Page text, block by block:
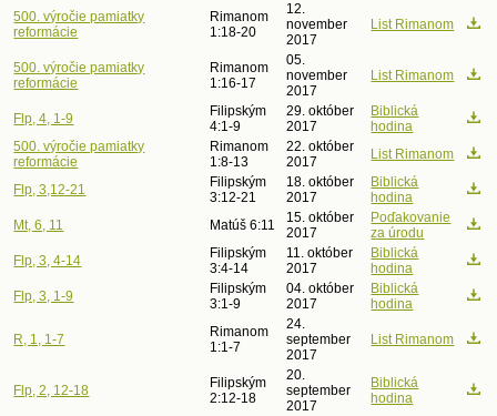
500. výročie pamiatky
reformácie
Rimanom
1:18-20
12.
november
2017
List Rimanom
500. výročie pamiatky
reformácie
Rimanom
1:16-17
05.
november
2017
List Rimanom
Flp, 4, 1-9
Filipským
4:1-9
29. október
2017
Biblická
hodina
500. výročie pamiatky
reformácie
Rimanom
1:8-13
22. október
2017
List Rimanom
Flp, 3,12-21
Filipským
3:12-21
18. október
2017
Biblická
hodina
Mt, 6, 11
Matúš 6:11
15. október
2017
Poďakovanie
za úrodu
Flp, 3, 4-14
Filipským
3:4-14
11. október
2017
Biblická
hodina
Flp, 3, 1-9
Filipským
3:1-9
04. október
2017
Biblická
hodina
R, 1, 1-7
Rimanom
1:1-7
24.
september
2017
List Rimanom
Flp, 2, 12-18
Filipským
2:12-18
20.
september
2017
Biblická
hodina